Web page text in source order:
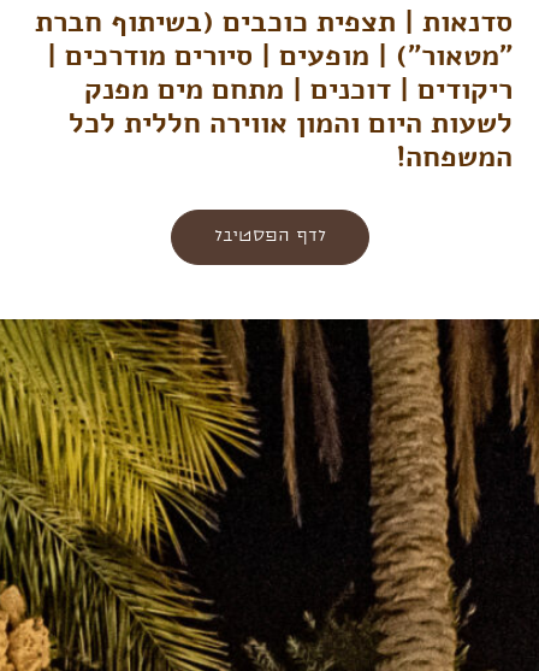
סדנאות | תצפית כוכבים (בשיתוף חברת
"מטאור") | מופעים | סיורים מודרכים |
ריקודים | דוכנים | מתחם מים מפנק
לשעות היום והמון אווירה חללית לכל
המשפחה!
לדף הפסטיבל